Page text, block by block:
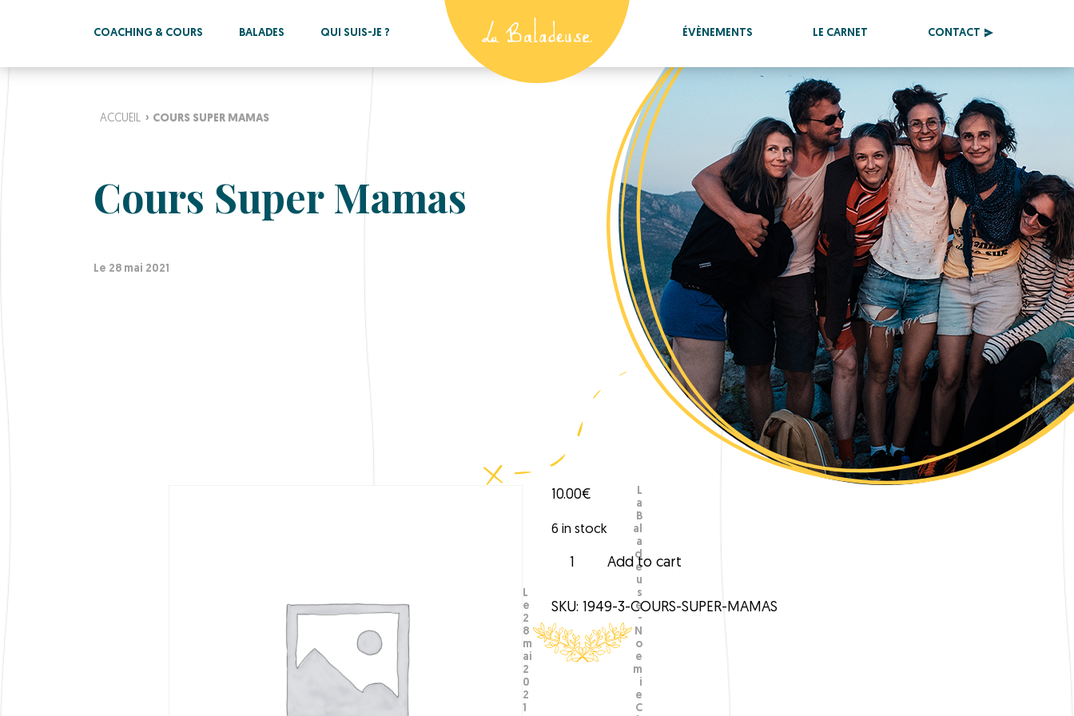
COACHING & COURS BALADES QUI SUIS-JE ? ÉVÈNEMENTS LE CARNET CONTACT
ACCUEIL › COURS SUPER MAMAS
Cours Super Mamas
Le 28 mai 2021
10.00€
6 in stock
r
s
S
u
Add to cart
SKU: 1949-3-COURS-SUPER-MAMAS
L
e
2
8
m
ai
2
0
2
1
L
a
B
al
a
d
e
u
s
e
-
N
o
e
m
i
e
C